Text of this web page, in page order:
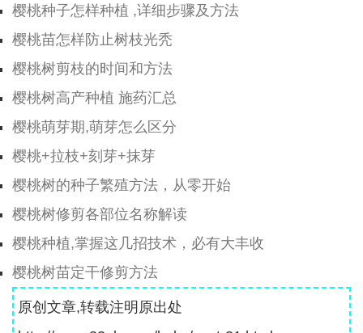
樱桃种子怎样种植 ,详细步骤及方法
樱桃苗怎样防止树枝光秃
樱桃树剪枝的时间和方法
樱桃树高产种植 施药汇总
樱桃萌芽期,萌芽怎么区分
樱桃+拉枝+刻芽+抹芽
樱桃树的种子繁殖方法，从零开始
樱桃树修剪各部位名称解读
樱桃种植,掌握这几招技术，必有大丰收
樱桃树苗定干修剪方法
原创文章,转载注明原出处